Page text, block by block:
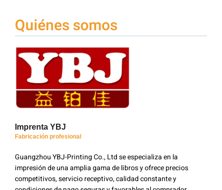
Quiénes somos
Imprenta YBJ
Fabricación profesional
Guangzhou YBJ-Printing Co., Ltd se especializa en la
impresión de una amplia gama de libros y ofrece precios
competitivos, servicio receptivo, calidad constante y